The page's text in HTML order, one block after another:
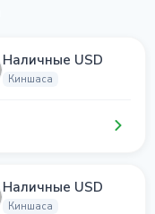
Наличные USD
Киншаса
Наличные USD
Киншаса